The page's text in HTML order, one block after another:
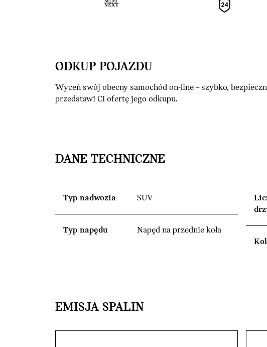
ODKUP POJAZDU
Wyceń swój obecny samochód on-line – szybko,
przedstawi Ci ofertę jego odkupu.
DANE TECHNICZNE
Typ nadwozia SUV
Typ napędu Napęd na przednie koła
EMISJA SPALIN